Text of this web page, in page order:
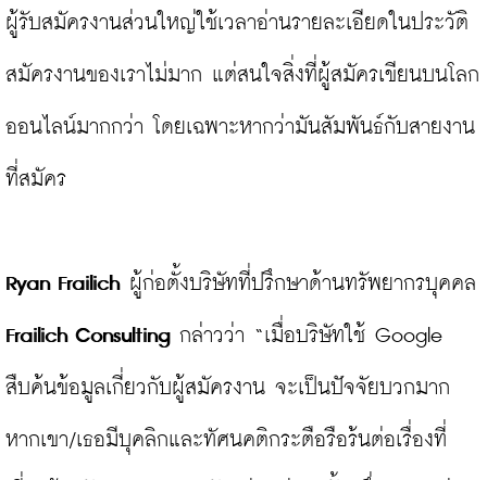
ผู้รับสมัครงานส่วนใหญ่ใช้เวลาอ่านรายละเอียดในประวัติ
สมัครงานของเราไม่มาก แต่สนใจสิ่งที่ผู้สมัครเขียนบนโลก
ออนไลน์มากกว่า โดยเฉพาะหากว่ามันสัมพันธ์กับสายงาน
ที่สมัคร
Ryan Frailich
Frailich Consulting กล่าวว่า “เมื่อบริษัทใช้ Google
สืบค้นข้อมูลเกี่ยวกับผู้สมัครงาน จะเป็นปัจจัยบวกมาก
หากเขา/เธอมีบุคลิกและทัศนคติกระตือรือร้นต่อเรื่องที่